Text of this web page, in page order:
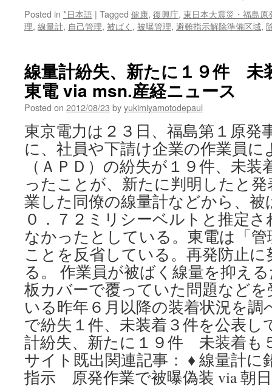
Posted in *日本語 | Tagged 健康, 復興庁, 東日本大震災・福島原
理, 線量計, 自己管理, 被ばく , 被曝管理, 避難指示解除準備区域,
線量計紛失、新たに１９件
東電 via msn.産経ニュース
Posted on 2012/08/23 byyukimiyamotodepaul
東京電力は２３日、福島第１原発
に、社員や下請け企業の作業員に
（ＡＰＤ）の紛失が１９件、未
ったことが、新たに判明したと
業した同僚の線量計などから、
０．７２ミリシーベルトと推定
なかったとしている。東電は「
ことを反省している。再発防止
る。 作業員が被ばく線量を抑え
板カバーで覆っていた問題など
いる昨年６月以降の装着状況を
で紛失１件、未装着３件を公表し
計紛失、新たに１９件 未装着
サイト既出関連記事： ♦ 線量計に
指示 原発作業で被曝偽装 via 朝